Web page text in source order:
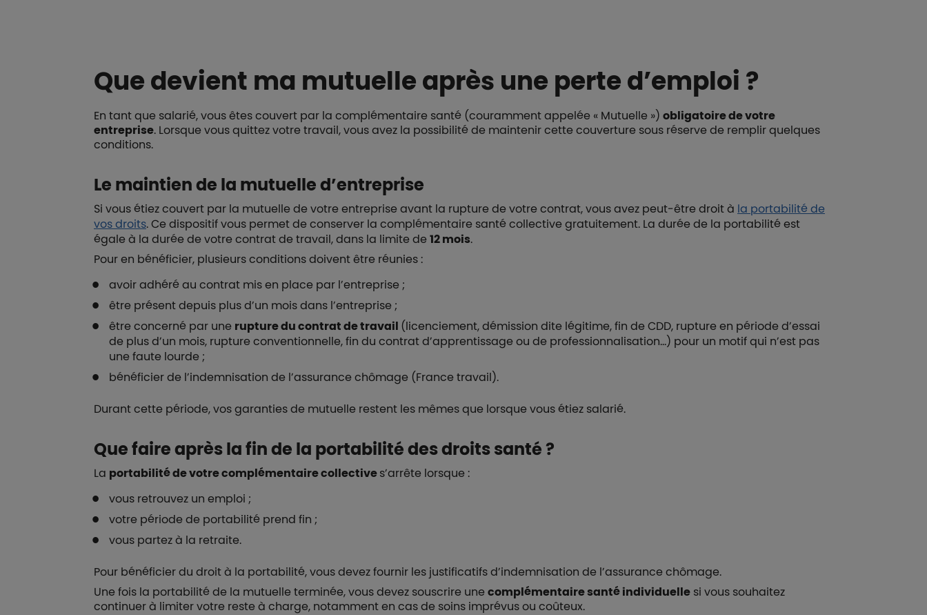
Que devient ma mutuelle après une perte d’emploi ?
En tant que salarié, vous êtes couvert par la complémentaire santé (couramment appelée « Mutuelle ») obligatoire de votre
entreprise. Lorsque vous quittez votre travail, vous avez la possibilité de maintenir cette couverture sous réserve de remplir quelques
conditions.
Le maintien de la mutuelle d’entreprise
Si vous étiez couvert par la mutuelle de votre entreprise avant la rupture de votre contrat, vous avez peut-être droit à la portabilité de
vos droits. Ce dispositif vous permet de conserver la complémentaire santé collective gratuitement. La durée de la portabilité est
égale à la durée de votre contrat de travail, dans la limite de12 mois.
Pour en bénéficier, plusieurs conditions doivent être réunies :
avoir adhéré au contrat mis en place par l’entreprise ;
être présent depuis plus d’un mois dans l’entreprise ;
être concerné par une rupture du contrat de travail (licenciement, démission dite légitime, fin de CDD, rupture en période d’essai
de plus d’un mois, rupture conventionnelle, fin du contrat d’apprentissage ou de professionnalisation…) pour un motif qui n’est pas
une faute lourde ;
bénéficier de l’indemnisation de l’assurance chômage (France travail).
Durant cette période, vos garanties de mutuelle restent les mêmes que lorsque vous étiez salarié.
Que faire après la fin de la portabilité des droits santé ?
La portabilité de votre complémentaire collectives’arrête lorsque :
vous retrouvez un emploi ;
votre période de portabilité prend fin ;
vous partez à la retraite.
Pour bénéficier du droit à la portabilité, vous devez fournir les justificatifs d’indemnisation de l’assurance chômage.
Une fois la portabilité de la mutuelle terminée, vous devez souscrire unecomplémentaire santé individuelle si vous souhaitez
continuer à limiter votre reste à charge, notamment en cas de soins imprévus ou coûteux.